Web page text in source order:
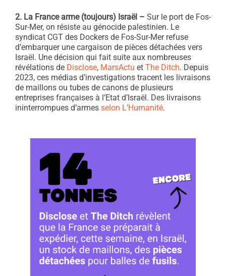
2. La France arme (toujours) Israël – Sur le port de Fos-
Sur-Mer, on résiste au génocide palestinien. Le
syndicat CGT des Dockers de Fos-Sur-Mer refuse
d’embarquer une cargaison de pièces détachées vers
Israël. Une décision qui fait suite aux nombreuses
révélations de Disclose, MarsActu et The Ditch. Depuis
2023, ces médias d’investigations tracent les livraisons
de maillons ou tubes de canons de plusieurs
entreprises françaises à l’Etat d’Israël. Des livraisons
ininterrompues d’armes selon L’Humanité.